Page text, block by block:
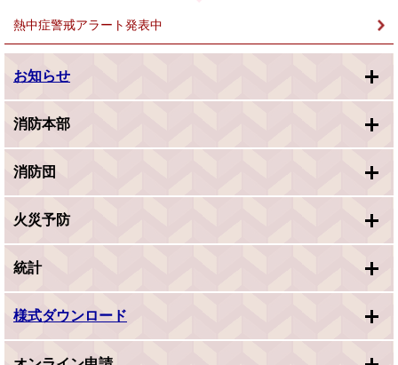
熱中症警戒アラート発表中
お知らせ
消防本部
消防団
火災予防
統計
様式ダウンロード